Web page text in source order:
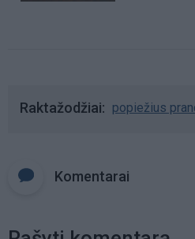
Raktažodžiai popiežius
Komentarai